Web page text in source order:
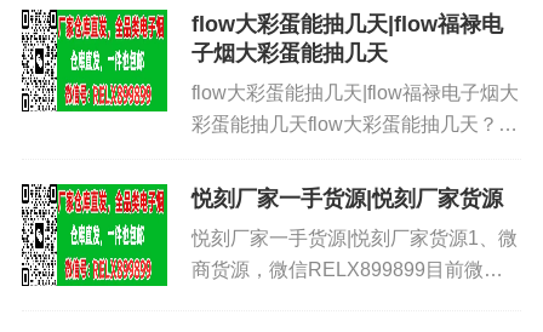
福禄一次性电子烟售价的充电方式有两
种：1、使用USB充电线：将USB充电
flow大彩蛋能抽几天|flow福禄电
子烟大彩蛋能抽几天
flow大彩蛋能抽几天|flow福禄电子烟大
彩蛋能抽几天flow大彩蛋能抽几天？看
时候！一个福禄大彩大概可以抽2周的
来了！每一款都不...
悦刻厂家一手货源|悦刻厂家货源
悦刻厂家一手货源|悦刻厂家货源1、微
商货源，微信RELX899899目前微商